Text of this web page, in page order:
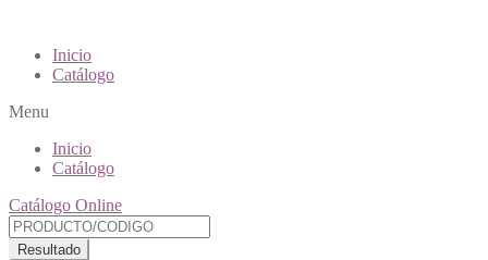
Inicio
Catálogo
Menu
Inicio
Catálogo
Catálogo Online
Resultado